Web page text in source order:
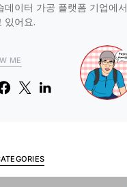
데이터 가공 플랫폼 기업에서
있어요.
ME